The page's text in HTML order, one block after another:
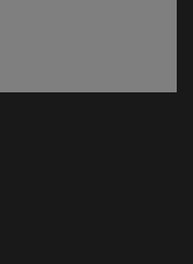
nueva ventana)
ventana)